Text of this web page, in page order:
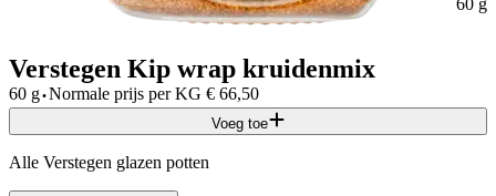
60 g
Verstegen Kip wrap kruidenmix
60 g·Normale prijs per KG € 66,50
Voeg toe
Alle Verstegen glazen potten